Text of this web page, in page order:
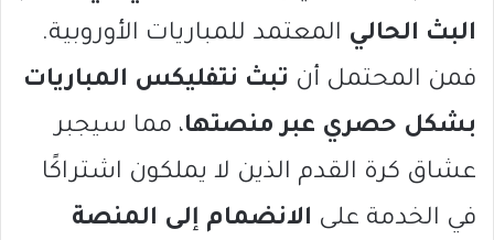
البث الحالي المعتمد للمباريات الأوروبية.
فمن المحتمل أن تبث نتفليكس المباريات
بشكل حصري عبر منصتها، مما سيجبر
عشاق كرة القدم الذين لا يملكون اشتراكًا
في الخدمة على الانضمام إلى المنصة